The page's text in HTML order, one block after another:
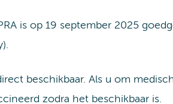
is op 19 september 2025
beschikbaar. Als u om
zodra het beschikbaar is.